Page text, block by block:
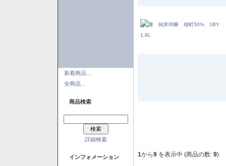
新着商品...
全商品...
商品検索
詳細検索
インフォメーション 1から9 を表示中 (商品の数: 9)